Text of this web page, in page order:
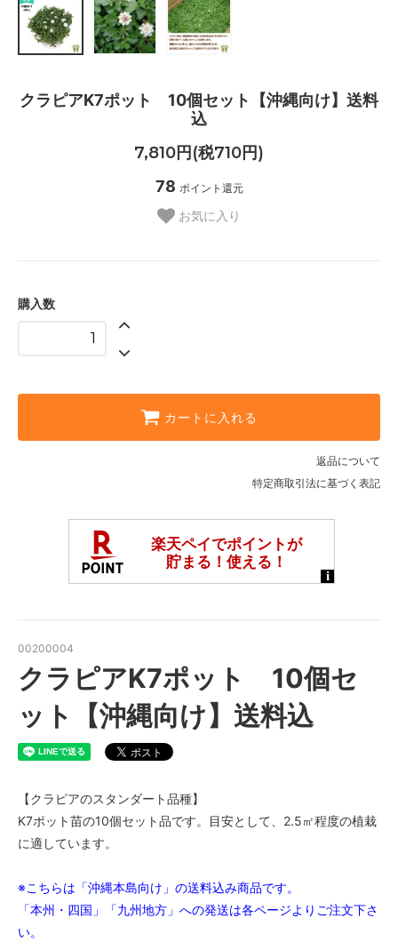
クラピアK7ポット 10個セット【沖縄向け】送料
込
7,810円(税710円)
78 ポイント還元
お気に入り
購入数
カートに入れる
返品について
特定商取引法に基づく表記
00200004
クラピアK7ポット 10個セ
ット【沖縄向け】送料込
【クラピアのスタンダート品種】
K7ポット苗の10個セット品です。目安として、2.5㎡程度の植栽
に適しています。
※こちらは「沖縄本島向け」の送料込み商品です。
「本州・四国」「九州地方」への発送は各ページよりご注文下さ
い。